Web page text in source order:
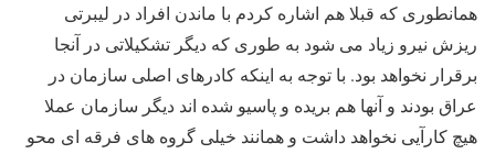
همانطوری که قبلا هم اشاره کردم با ماندن افراد در لیبرتی
ریزش نیرو زیاد می شود به طوری که دیگر تشکیلاتی در آنجا
برقرار نخواهد بود. با توجه به اینکه کادرهای اصلی سازمان در
عراق بودند و آنها هم بریده و پاسیو شده اند دیگر سازمان عملا
هیچ کارآیی نخواهد داشت و همانند خیلی گروه های فرقه ای محو